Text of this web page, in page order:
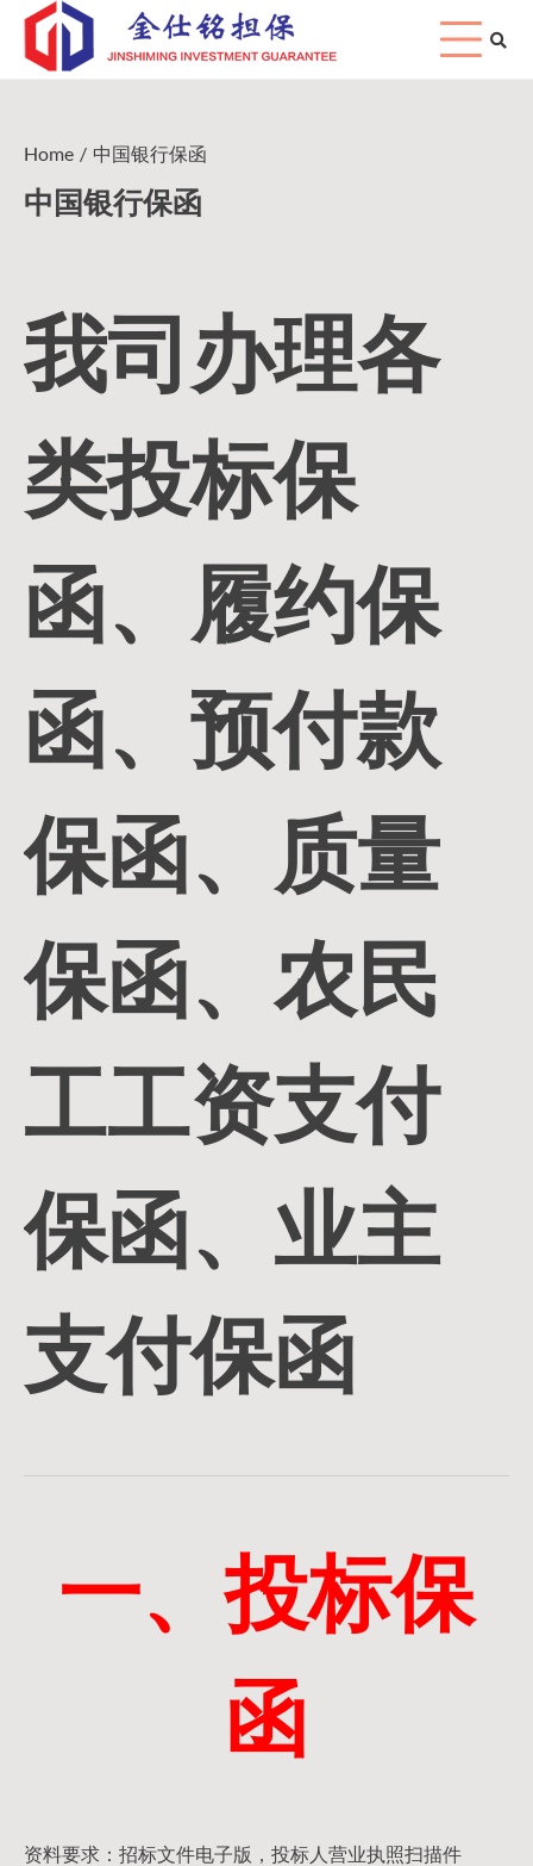
Skip
content
Home 中国银行保函
中国银行保函
我司办理各
类投标保
函、履约保
函、预付款
保函、质量
保函、农民
工工资支付
保函、业主
支付保函
一、投标保
函
资料要求：招标文件电子版，投标人营业执照扫描件